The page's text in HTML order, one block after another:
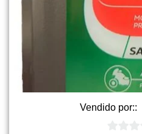
Vendido por::